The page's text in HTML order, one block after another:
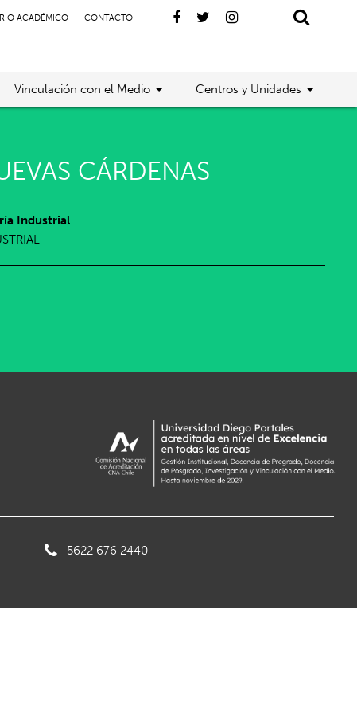
ACADÉMICO CONTACTO
Vinculación con el Medio Centros y Unidades
CÁRDENAS
Industrial
5622 676 2440